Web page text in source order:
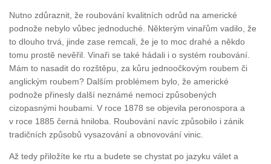
Nutno zdůraznit, že roubování kvalitních odrůd na americké
podnože nebylo vůbec jednoduché. Některým vinařům vadilo, že
to dlouho trvá, jinde zase remcali, že je to moc drahé a někdo
tomu prostě nevěřil. Vinaři se také hádali i o systém roubování.
Mám to nasadit do rozštěpu, za kůru jednoočkovým roubem či
anglickým roubem? Dalším problémem bylo, že americké
podnože přinesly další neznámé nemoci způsobených
cizopasnými houbami. V roce 1878 se objevila peronospora a
v roce 1885 černá hniloba. Roubování navíc způsobilo i zánik
tradičních způsobů vysazování a obnovování vinic.
Až tedy přiložíte ke rtu a budete se chystat po jazyku válet a